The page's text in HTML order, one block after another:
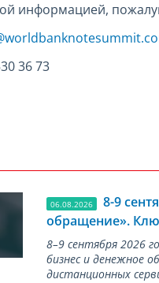
информацией,
36 73
06.08.2026
8-9
обращение».
8–9 сентября 2026
бизнес и денежное
дистанционных